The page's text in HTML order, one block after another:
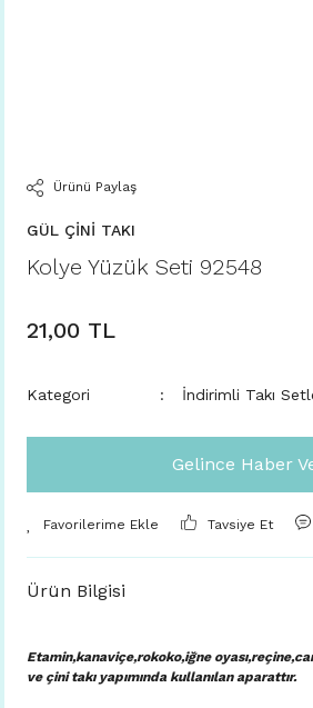
Ürünü Paylaş
GÜL ÇİNİ TAKI
Kolye Yüzük Seti 92548
21,00 TL
Kategori İndirimli Takı
Gelince Haber
Tavsiye Et
Ürün Bilgisi
Etamin,kanaviçe,rokoko,iğne
ve çini takı yapımında kullanılan aparattır.